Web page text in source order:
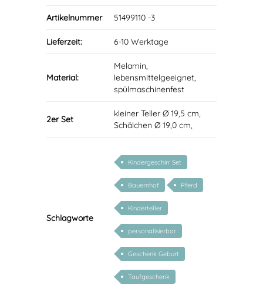
Artikelnummer 51499110 -3
Lieferzeit: 6-10 Werktage
Material:
Melamin,
lebensmittelgeeignet,
spülmaschinenfest
2er Set
kleiner Teller Ø 19,5 cm,
Schälchen Ø 19,0 cm,
Schlagworte
Kindergeschirr Set
Bauernhof Pferd
Kinderteller
personalisierbar
Geschenk Geburt
Taufgeschenk